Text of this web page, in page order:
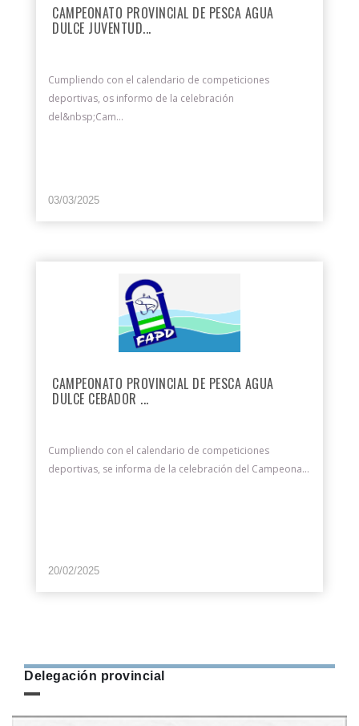
CAMPEONATO PROVINCIAL DE PESCA AGUA
DULCE JUVENTUD...
Cumpliendo con el calendario de competiciones
deportivas, os informo de la celebración
del&nbsp;Cam...
03/03/2025
CAMPEONATO PROVINCIAL DE PESCA AGUA
DULCE CEBADOR ...
Cumpliendo con el calendario de competiciones
deportivas, se informa de la celebración del Campeona...
20/02/2025
Delegación provincial